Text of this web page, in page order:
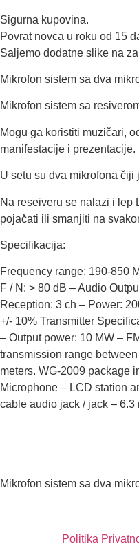
Sigurna kupovina.
Povrat novca u roku od 15
Saljemo dodatne slike na
Mikrofon sistem sa dva
Mikrofon sistem sa
Mogu ga koristiti muzičari,
manifestacije i prezentacije.
U setu su dva mikrofona čiji
Na reseiveru se nalazi i lep
pojačati ili smanjiti na
Specifikacija:
Frequency range: 190-850
F / N: > 80 dB – Audio
Reception: 3 ch – Power:
+/- 10% Transmitter
– Output power: 10 MW –
transmission range
meters. WG-2009 package
Microphone – LCD station
cable audio jack / jack –
Mikrofon sistem sa dva
Politika